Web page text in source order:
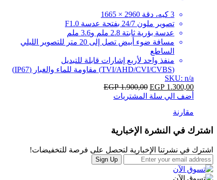
3 كيه، دقة 2960 × 1665
تصوير ملون 24/7 بفتحة عدسة F1.0
عدسة بؤرية ثابتة 2.8 ملم و3.6 ملم
مسافة ضوء أبيض تصل إلى 20 متر للتصوير الليلي
الساطع
منفذ واحد لأربع إشارات قابلة للتبديل
(TVI/AHD/CVI/CVBS) مقاومة للماء والغبار (IP67)
SKU: n/a
EGP 1.300,00
EGP1.900,00
أضف الي سلة المشتريات
مقارنة
Brands
Carousel
اشترك في النشرة الإخبارية
اشترك في نشرتنا الإخبارية لتحصل على فرصة للتخفيضات!
Sign Up